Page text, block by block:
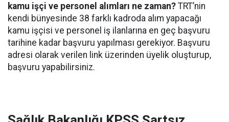
kamu işçi ve personel alımları ne zaman? TRT’nin
kendi bünyesinde 38 farklı kadroda alım yapacağı
kamu işçisi ve personel iş ilanlarına en geç başvuru
tarihine kadar başvuru yapılması gerekiyor. Başvuru
adresi olarak verilen link üzerinden üyelik oluşturup,
başvuru yapabilirsiniz.